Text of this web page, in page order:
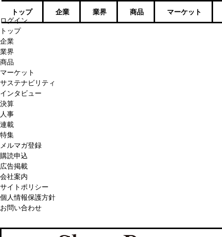
ログイン
トップ
企業
業界
商品
マーケット
サステナビリティ
インタビュー
決算
人事
連載
特集
メルマガ登録
購読申込
広告掲載
会社案内
サイトポリシー
個人情報保護方針
お問い合わせ
トップ 企業 業界 商品 マーケット